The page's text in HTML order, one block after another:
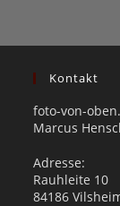
Kontakt
foto-von-
Marcus
Adresse:
Rauhleite 10
84186